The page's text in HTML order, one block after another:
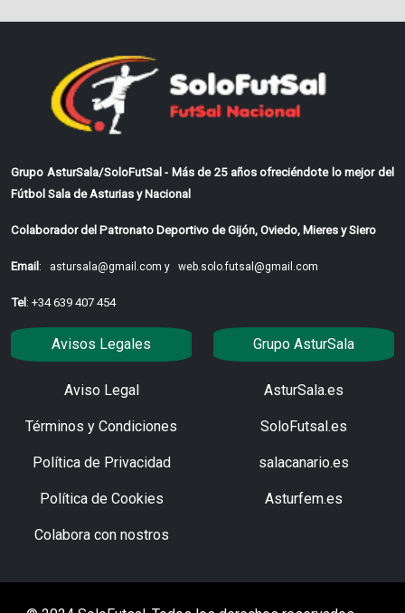
Grupo AsturSala/SoloFutSal - Más de 25 años ofreciéndote lo mejor del
Fútbol Sala de Asturias y Nacional
Colaborador del Patronato Deportivo de Gijón, Oviedo, Mieres y Siero
Email: astursala@gmail.com y web.solo.futsal@gmail.com
Tel: +34 639 407 454
Avisos Legales
Aviso Legal
Términos y Condiciones
Política de Privacidad
Política de Cookies
Colabora con nostros
Grupo AsturSala
AsturSala.es
SoloFutsal.es
salacanario.es
Asturfem.es